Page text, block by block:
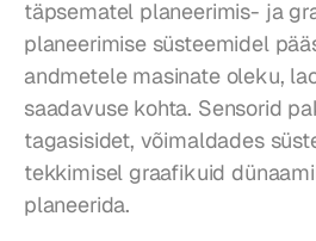
täpsematel planeerimis- ja
planeerimise süsteemidel
andmetele masinate oleku,
saadavuse kohta. Sensorid
tagasisidet, võimaldades
tekkimisel graafikuid
planeerida.